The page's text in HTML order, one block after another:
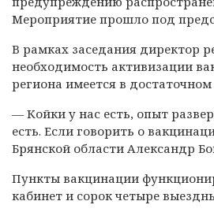
Мероприятие прошло под
В рамках заседания директор
необходимость активизации
региона имеется в достаточном
— Койки у нас есть, опыт
есть. Если говорить о
Брянской области Александр
Пункты вакцинации
кабинет и сорок четыре